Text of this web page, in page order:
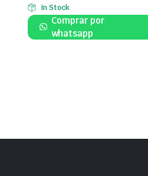
In Stock
Comprar por
whatsapp